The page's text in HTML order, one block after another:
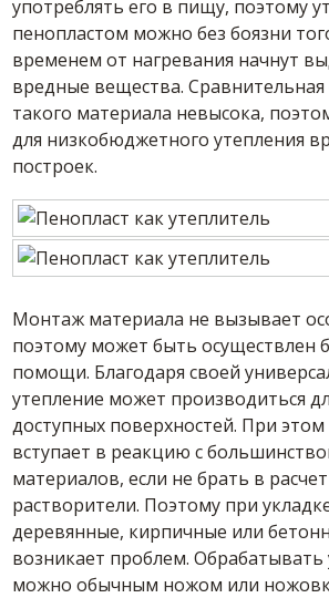
употреблять его в пищу, поэтому
пенопластом можно без боязни
временем от нагревания начнут
вредные вещества. Сравнительная
такого материала невысока,
для низкобюджетного утепления
построек.
Монтаж материала не вызывает
поэтому может быть осуществлен
помощи. Благодаря своей
утепление может производиться
доступных поверхностей. При этом
вступает в реакцию с
материалов, если не брать в
растворители. Поэтому при
деревянные, кирпичные или
возникает проблем. Обрабатывать
можно обычным ножом или